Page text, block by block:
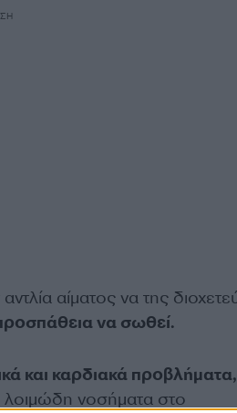
αίματος να της
να σωθεί.
και καρδιακά προβλήματα,
νοσήματα στο